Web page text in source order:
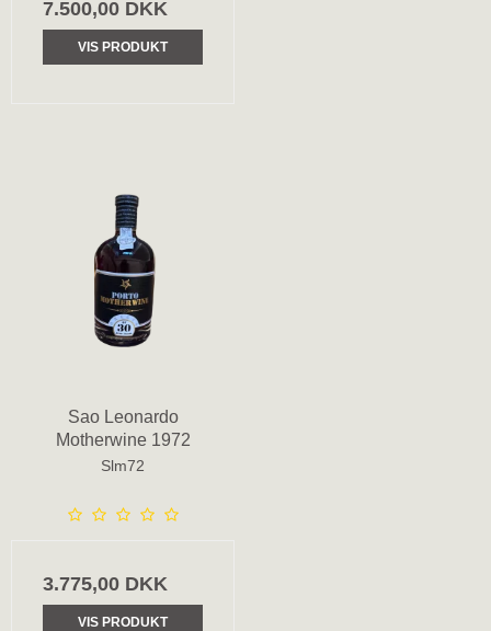
7.500,00 DKK
VIS PRODUKT
Sao Leonardo
Motherwine 1972
Slm72
3.775,00 DKK
VIS PRODUKT